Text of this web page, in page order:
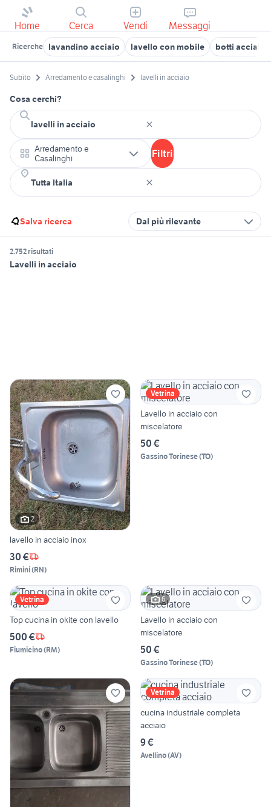
Home Cerca Vendi Messaggi
Ricerche lavandino acciaio lavello con mobile botti acciaio
Subito Arredamento e casalinghi lavelli in acciaio
Cosa cerchi?
Arredamento e
Casalinghi
Filtri
Salva ricerca Dal più rilevante
2.752 risultati
Lavelli in acciaio
2
lavello in acciaio inox
30 €
Rimini(RN)
Vetrina
Lavello in acciaio con
miscelatore
50 €
Gassino Torinese(TO)
Vetrina
Top cucina in okite con lavello
500 €
Fiumicino(RM)
6
Lavello in acciaio con
miscelatore
50 €
Gassino Torinese(TO)
Vetrina
cucina industriale completa
acciaio
9 €
Avellino(AV)